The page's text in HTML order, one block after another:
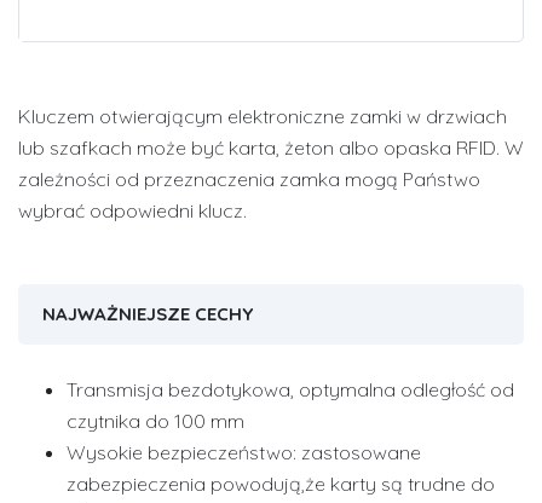
Kluczem otwierającym elektroniczne zamki w drzwiach
lub szafkach może być karta, żeton albo opaska RFID. W
zależności od przeznaczenia zamka mogą Państwo
wybrać odpowiedni klucz.
NAJWAŻNIEJSZE CECHY
Transmisja bezdotykowa, optymalna odległość od
czytnika do 100 mm
Wysokie bezpieczeństwo: zastosowane
zabezpieczenia powodują,że karty są trudne do